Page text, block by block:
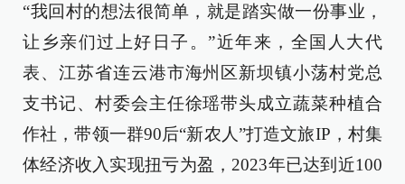
“我回村的想法很简单，就是踏实做一份事业，
让乡亲们过上好日子。”近年来，全国人大代
表、江苏省连云港市海州区新坝镇小荡村党总
支书记、村委会主任徐瑶带头成立蔬菜种植合
作社，带领一群90后“新农人”打造文旅IP，村集
体经济收入实现扭亏为盈，2023年已达到近100